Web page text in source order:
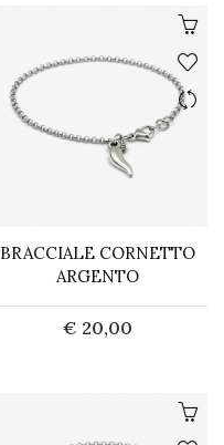
BRACCIALE CORNETTO
ARGENTO
€ 20,00